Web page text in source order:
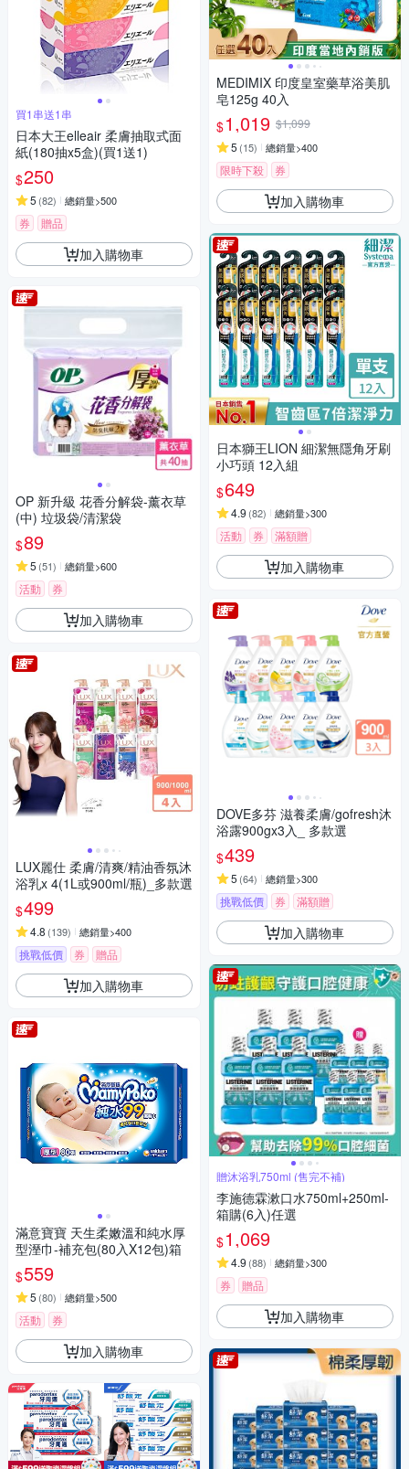
買1串送1串
日本大王elleair 柔膚抽取式面
紙(180抽x5盒)(買1送1)
$250
5 (82) 總銷量>500
券 贈品
加入購物車
OP 新升級 花香分解袋-薰衣草
(中) 垃圾袋/清潔袋
$89
5 (51) 總銷量>600
活動 券
加入購物車
LUX麗仕 柔膚/清爽/精油香氛沐
浴乳x 4(1L或900ml/瓶)_多款選
$499
4.8 (139) 總銷量>400
挑戰低價 券
贈品
滿額贈
加入購物車
滿意寶寶 天生柔嫩溫和純水厚
型溼巾-補充包(80入X12包)箱
$559
5 (80) 總銷量>500
活動 券
加入購物車
MEDIMIX 印度皇室藥草浴美肌
皂125g 40入
$1,019 $1,099
5 (15) 總銷量>400
限時下殺 券
加入購物車
日本獅王LION 細潔無隱角牙刷
小巧頭 12入組
$649
4.9 (82) 總銷量>300
活動 券 滿額贈
加入購物車
DOVE多芬 滋養柔膚/gofresh沐
浴露900gx3入_ 多款選
$439
5 (64) 總銷量>300
挑戰低價 券 滿額贈
加入購物車
贈沐浴乳750ml (售完不補)
李施德霖漱口水750ml+250ml-
箱購(6入)任選
$1,069
4.9 (88) 總銷量>300
券 贈品
加入購物車